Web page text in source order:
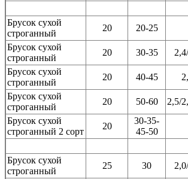
Брусок сухой
строганный
20 20-25
Брусок сухой
строганный
20 30-35
Брусок сухой
строганный
20 40-45
Брусок сухой
строганный
20 50-60 2,5/
Брусок сухой
строганный 2 сорт
20
30-35-
45-50
Брусок сухой
строганный
25 30